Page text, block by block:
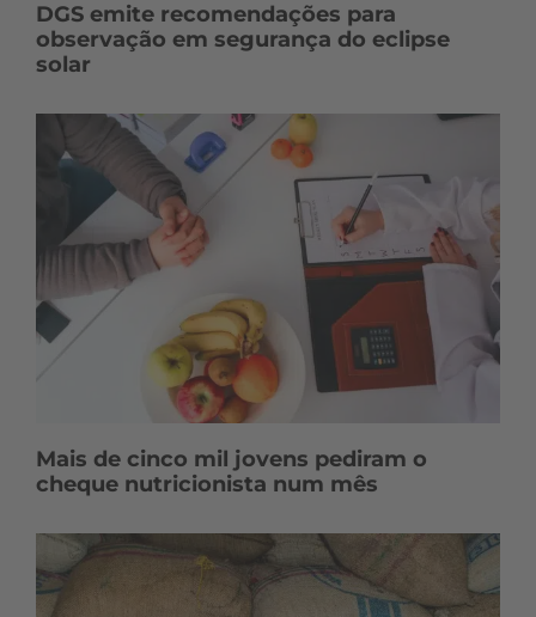
DGS emite recomendações para
observação em segurança do eclipse
solar
Mais de cinco mil jovens pediram o
cheque nutricionista num mês